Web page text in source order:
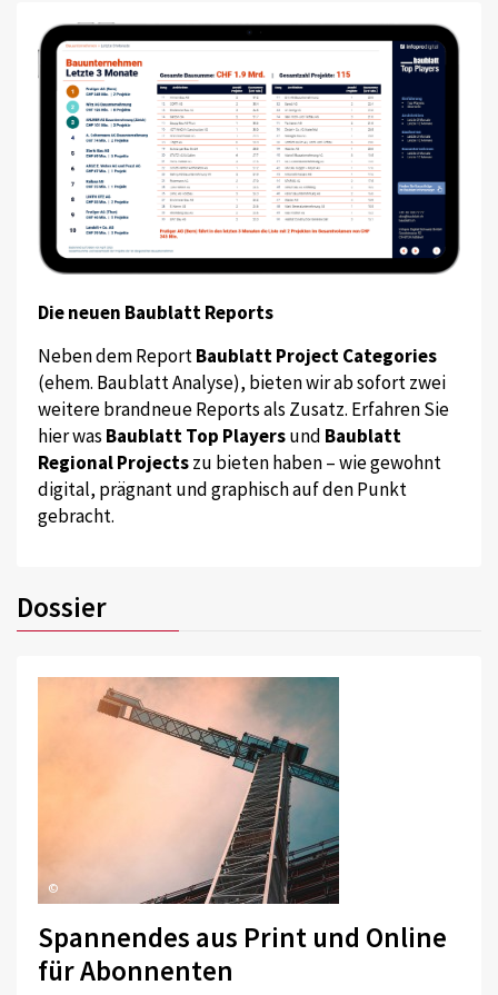
Die neuen Baublatt Reports
Neben dem ReportBaublatt Project Categories
(ehem. Baublatt Analyse), bieten wir ab sofort zwei
weitere brandneue Reports als Zusatz. Erfahren Sie
hier was Baublatt Top Playersund Baublatt
Regional Projectszu bieten haben – wie gewohnt
digital, prägnant und graphisch auf den Punkt
gebracht.
Dossier
©
Spannendes aus Print und Online
für Abonnenten